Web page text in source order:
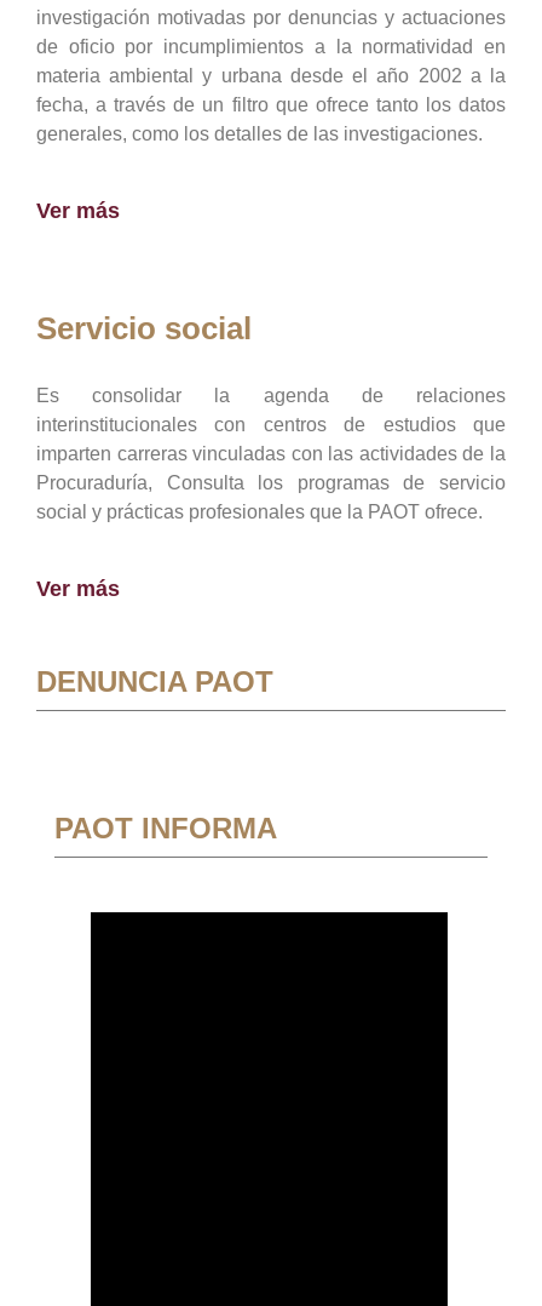
investigación motivadas por denuncias y actuaciones
de oficio por incumplimientos a la normatividad en
materia ambiental y urbana desde el año 2002 a la
fecha, a través de un filtro que ofrece tanto los datos
generales, como los detalles de las investigaciones.
Ver más
Servicio social
Es consolidar la agenda de relaciones
interinstitucionales con centros de estudios que
imparten carreras vinculadas con las actividades de la
Procuraduría, Consulta los programas de servicio
social y prácticas profesionales que la PAOT ofrece.
Ver más
DENUNCIA PAOT
PAOT INFORMA